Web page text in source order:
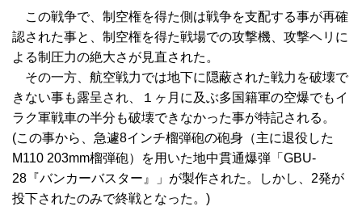
この戦争で、制空権を得た側は戦争を支配する事が再確
認された事と、制空権を得た戦場での攻撃機、攻撃ヘリに
よる制圧力の絶大さが見直された。
その一方、航空戦力では地下に隠蔽された戦力を破壊で
きない事も露呈され、１ヶ月に及ぶ多国籍軍の空爆でもイ
ラク軍戦車の半分も破壊できなかった事が特記される。
(この事から、急遽8インチ榴弾砲の砲身（主に退役した
M110 203mm榴弾砲）を用いた地中貫通爆弾「GBU-
28『バンカーバスター』」が製作された。しかし、2発が
投下されたのみで終戦となった。)